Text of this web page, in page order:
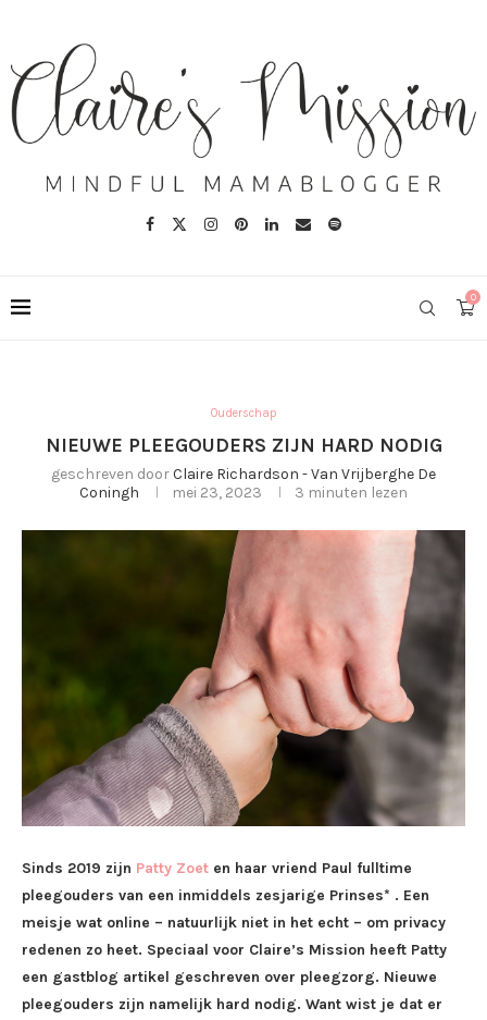
0
Ouderschap
NIEUWE PLEEGOUDERS ZIJN HARD NODIG
geschreven doorClaire Richardson - Van Vrijberghe De
Coningh
mei 23, 2023 3 minuten lezen
Sinds 2019 zijn Patty Zoet en haar vriend Paul fulltime
pleegouders van een inmiddels zesjarige Prinses* . Een
meisje wat online – natuurlijk niet in het echt – om privacy
redenen zo heet. Speciaal voor Claire’s Mission heeft Patty
een gastblog artikel geschreven over pleegzorg. Nieuwe
pleegouders zijn namelijk hard nodig. Want wist je dat er